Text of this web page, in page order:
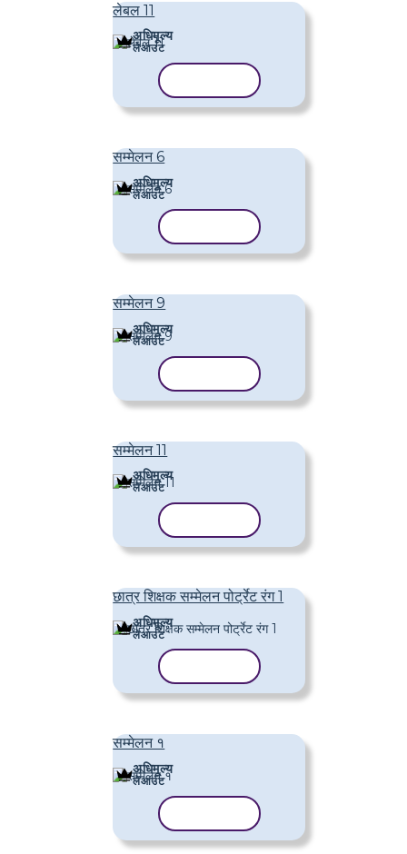
लेबल 11
अधिमूल्य
लेआउट
सम्मेलन 6
अधिमूल्य
लेआउट
सम्मेलन 9
अधिमूल्य
लेआउट
सम्मेलन 11
अधिमूल्य
लेआउट
छात्र शिक्षक सम्मेलन पोर्ट्रेट रंग 1
अधिमूल्य
लेआउट
सम्मेलन १
अधिमूल्य
लेआउट